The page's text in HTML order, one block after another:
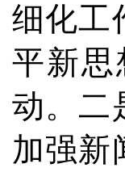
细化工
平新思
动。二
加强新